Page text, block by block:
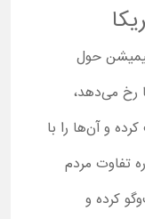
حول
رخ می‌دهد،
و آن‌ها را با
تفاوت مردم
کرده و